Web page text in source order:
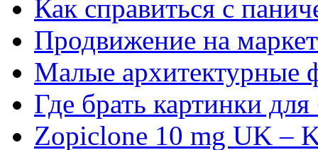
Как справиться с
Продвижение на
Малые архитектурные
Где брать картинки
Zopiclone 10 mg UK –